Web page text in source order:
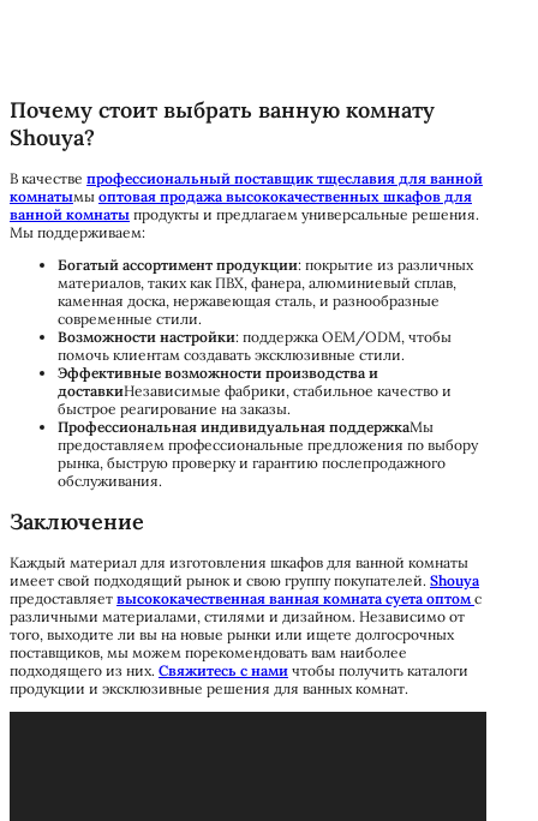
Почему стоит выбрать ванную комнату
Shouya?
В качестве профессиональный поставщик тщеславия для ванной
комнатымы оптовая продажа высококачественных шкафов для
ванной комнаты продукты и предлагаем универсальные решения.
Мы поддерживаем:
Богатый ассортимент продукции: покрытие из различных
материалов, таких как ПВХ, фанера, алюминиевый сплав,
каменная доска, нержавеющая сталь, и разнообразные
современные стили.
Возможности настройки: поддержка OEM/ODM, чтобы
помочь клиентам создавать эксклюзивные стили.
Эффективные возможности производства и
доставкиНезависимые фабрики, стабильное качество и
быстрое реагирование на заказы.
Профессиональная индивидуальная поддержкаМы
предоставляем профессиональные предложения по выбору
рынка, быструю проверку и гарантию послепродажного
обслуживания.
Заключение
Каждый материал для изготовления шкафов для ванной комнаты
имеет свой подходящий рынок и свою группу покупателей. Shouya
предоставляет высококачественная ванная комната суета оптом с
различными материалами, стилями и дизайном. Независимо от
того, выходите ли вы на новые рынки или ищете долгосрочных
поставщиков, мы можем порекомендовать вам наиболее
подходящего из них. Свяжитесь с нами чтобы получить каталоги
продукции и эксклюзивные решения для ванных комнат.